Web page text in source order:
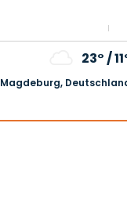
23°/
Magdeburg,